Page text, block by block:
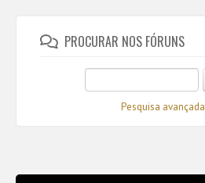
PROCURAR NOS FÓRUNS
Pesquisa avançada